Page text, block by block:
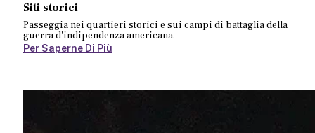
Siti storici
Passeggia nei quartieri storici e sui campi di battaglia della
guerra d'indipendenza americana.
Per Saperne Di Più